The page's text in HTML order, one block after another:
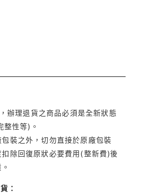
辦理退貨之商品必須是全新狀態
性等)。
裝之外，切勿直接於原廠包裝
除回復原狀必要費用(整新費)後
：